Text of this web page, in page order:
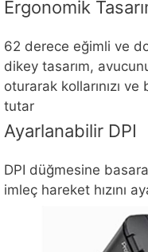
Ergonomik
62 derece eğimli ve
dikey tasarım,
oturarak kollarınızı
tutar
Ayarlanabilir DPI
DPI düğmesine
imleç hareket hızını